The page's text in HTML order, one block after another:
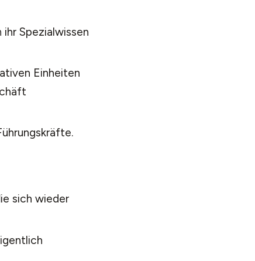
Spezialwissen
Einheiten
sich wieder